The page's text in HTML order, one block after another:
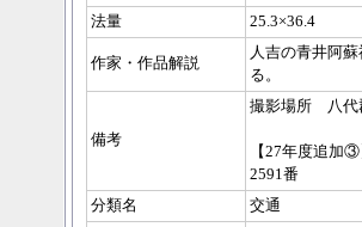
法量
25.3×36.4
作家・作品解説
人吉の青井阿
る。
備考
撮影場所 八代
【27年度追加
2591番
分類名
交通